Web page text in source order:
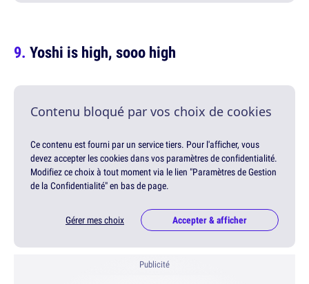
Yoshi is high, sooo high
Contenu bloqué par vos choix de cookies
Ce contenu est fourni par un service tiers. Pour l'afficher, vous
devez accepter les cookies dans vos paramètres de confidentialité.
Modifiez ce choix à tout moment via le lien "Paramètres de Gestion
de la Confidentialité" en bas de page.
Gérer mes choix Accepter & afficher
Publicité